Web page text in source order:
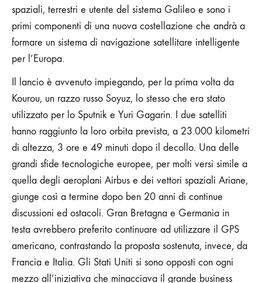
spaziali, terrestri e utente del sistema Galileo e sono i
primi componenti di una nuova costellazione che andrà a
formare un sistema di navigazione satellitare intelligente
per l’Europa.
Il lancio è avvenuto impiegando, per la prima volta da
Kourou, un razzo russo Soyuz, lo stesso che era stato
utilizzato per lo Sputnik e Yuri Gagarin. I due satelliti
hanno raggiunto la loro orbita prevista, a 23.000 kilometri
di altezza, 3 ore e 49 minuti dopo il decollo. Una delle
grandi sfide tecnologiche europee, per molti versi simile a
quella degli aeroplani Airbus e dei vettori spaziali Ariane,
giunge così a termine dopo ben 20 anni di continue
discussioni ed ostacoli. Gran Bretagna e Germania in
testa avrebbero preferito continuare ad utilizzare il GPS
americano, contrastando la proposta sostenuta, invece, da
Francia e Italia. Gli Stati Uniti si sono opposti con ogni
mezzo all’iniziativa che minacciava il grande business